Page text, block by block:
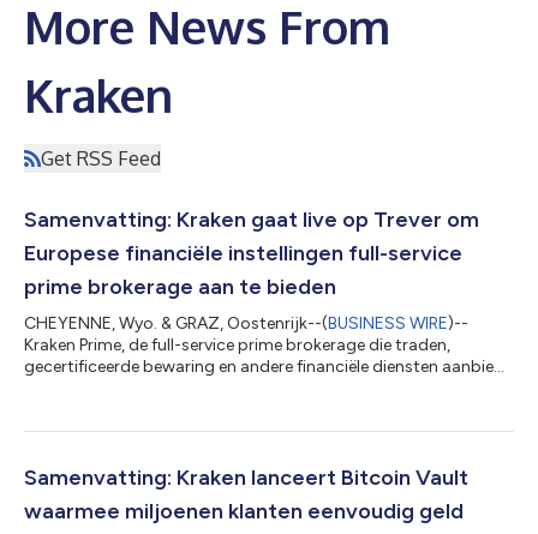
More News From
Kraken
Get RSS Feed
Samenvatting: Kraken gaat live op Trever om
Europese financiële instellingen full-service
prime brokerage aan te bieden
CHEYENNE, Wyo. & GRAZ, Oostenrijk--(BUSINESS WIRE)--
Kraken Prime, de full-service prime brokerage die traden,
gecertificeerde bewaring en andere financiële diensten aanbiedt
Digital Asset Operating System van Trever wordt door
levenscyclus van digitale assets te beheren binnen één enkele
omgeving – inclusief t...
Samenvatting: Kraken lanceert Bitcoin Vault
waarmee miljoenen klanten eenvoudig geld